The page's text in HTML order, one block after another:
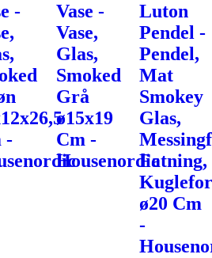
-
-
Vase -
Vase,
Glas,
Smoked
Grå
ø15x19
Cm -
Housenordic
Luton
Pendel -
Pendel,
Mat
Smokey
Glas,
Fatning,
ø20 Cm
-